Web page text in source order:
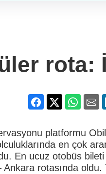
rota:
platformu
en çok
En ucuz otobüs
rotasında oldu.